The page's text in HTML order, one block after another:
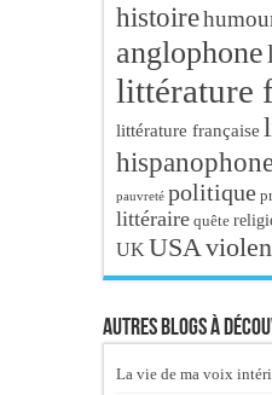
histoire
anglophone
littérature
littérature française
pauvreté politique
littéraire quête
UK USA
Autres blogs à
La vie de ma voix